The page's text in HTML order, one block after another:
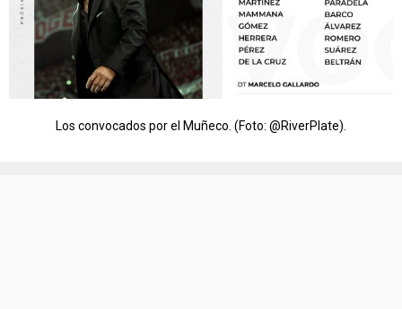
Los convocados por el Muñeco. (Foto: @RiverPlate).